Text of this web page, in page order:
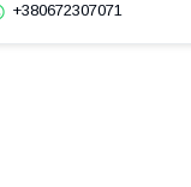
+380672307071